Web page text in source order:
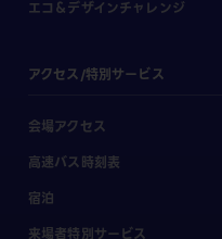
エコ＆デザインチャレンジ
アクセス/特別サービス
会場アクセス
高速バス時刻表
宿泊
来場者特別サービス